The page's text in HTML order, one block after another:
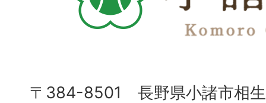
〒384-8501 長野県小諸市相